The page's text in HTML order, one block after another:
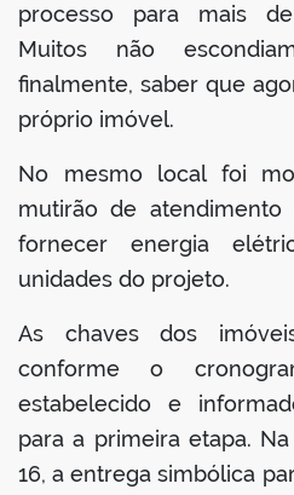
processo para mais
Muitos não
finalmente, saber que
próprio imóvel.
No mesmo local foi
mutirão de
fornecer energia
unidades do projeto.
As chaves dos
conforme o
estabelecido e
para a primeira etapa.
16, a entrega simbólica